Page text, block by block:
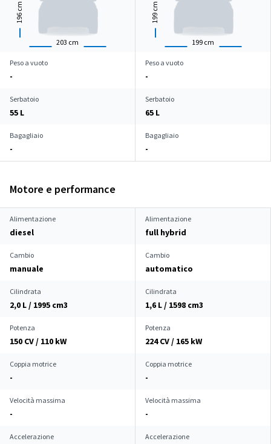
203 cm
196
cm
199 cm
199
cm
Peso a vuoto
-
Peso a vuoto
-
Serbatoio
55 L
Serbatoio
65 L
Bagagliaio
-
Bagagliaio
-
Motore e performance
Alimentazione
diesel
Alimentazione
full hybrid
Cambio
manuale
Cambio
automatico
Cilindrata
2,0 L / 1995 cm3
Cilindrata
1,6 L / 1598 cm3
Potenza
150 CV / 110 kW
Potenza
224 CV / 165 kW
Coppia motrice
-
Coppia motrice
-
Velocità massima
-
Velocità massima
-
Accelerazione Accelerazione